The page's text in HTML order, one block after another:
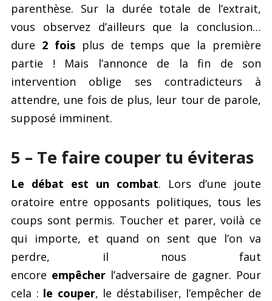
parenthèse. Sur la durée totale de l’extrait,
vous observez d’ailleurs que la conclusion…
dure 2 foisplus de temps que la première
partie ! Mais l’annonce de la fin de son
intervention oblige ses contradicteurs à
attendre, une fois de plus, leur tour de parole,
supposé imminent.
5 – Te faire couper tu éviteras
Le débat est un combat. Lors d’une joute
oratoire entre opposants politiques, tous les
coups sont permis. Toucher et parer, voilà ce
qui importe, et quand on sent que l’on va
perdre, il nous faut
encore empêcherl’adversaire de gagner. Pour
cela : le couper, le déstabiliser, l’empêcher de